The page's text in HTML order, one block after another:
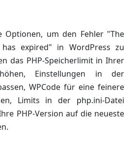
Optionen, um den Fehler "The
expired" in WordPress zu
das PHP-Speicherlimit in Ihrer
Einstellungen in der
WPCode für eine feinere
Limits in der php.ini-Datei
PHP-Version auf die neueste